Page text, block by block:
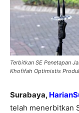
Terbitkan SE Penetapan
Khofifah Optimistis
Surabaya,
telah menerbitkan